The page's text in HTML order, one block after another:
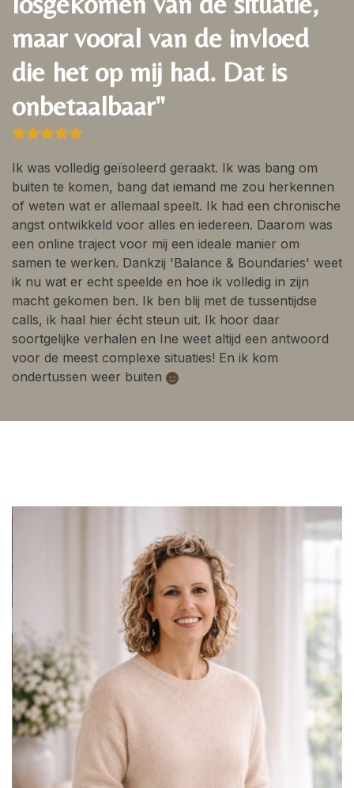
maar vooral van de invloed
die het op mij had. Dat is
onbetaalbaar"
Ik was volledig geïsoleerd geraakt. Ik was bang om
buiten te komen, bang dat iemand me zou herkennen
of weten wat er allemaal speelt. Ik had een chronische
angst ontwikkeld voor alles en iedereen. Daarom was
een online traject voor mij een ideale manier om
samen te werken. Dankzij 'Balance & Boundaries' weet
ik nu wat er echt speelde en hoe ik volledig in zijn
macht gekomen ben. Ik ben blij met de tussentijdse
calls, ik haal hier écht steun uit. Ik hoor daar
soortgelijke verhalen en Ine weet altijd een antwoord
voor de meest complexe situaties! En ik kom
ondertussen weer buiten